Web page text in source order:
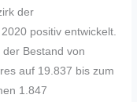
der
positiv entwickelt.
Bestand von
auf 19.837 bis zum
1.847